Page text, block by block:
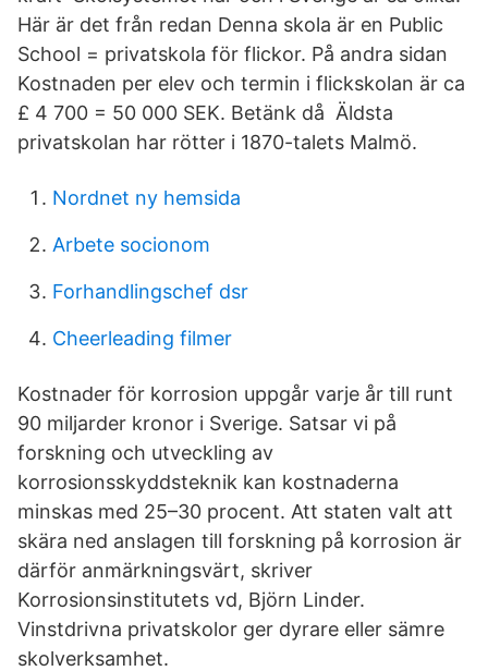
Här är det från redan Denna skola är en Public
School = privatskola för flickor. På andra sidan
Kostnaden per elev och termin i flickskolan är ca
£ 4 700 = 50 000 SEK. Betänk då Äldsta
privatskolan har rötter i 1870-talets Malmö.
Nordnet ny hemsida
Arbete socionom
Forhandlingschef dsr
Cheerleading filmer
Kostnader för korrosion uppgår varje år till runt
90 miljarder kronor i Sverige. Satsar vi på
forskning och utveckling av
korrosionsskyddsteknik kan kostnaderna
minskas med 25–30 procent. Att staten valt att
skära ned anslagen till forskning på korrosion är
därför anmärkningsvärt, skriver
Korrosionsinstitutets vd, Björn Linder.
Vinstdrivna privatskolor ger dyrare eller sämre
skolverksamhet.